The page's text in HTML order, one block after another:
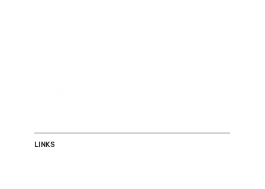
LINKS